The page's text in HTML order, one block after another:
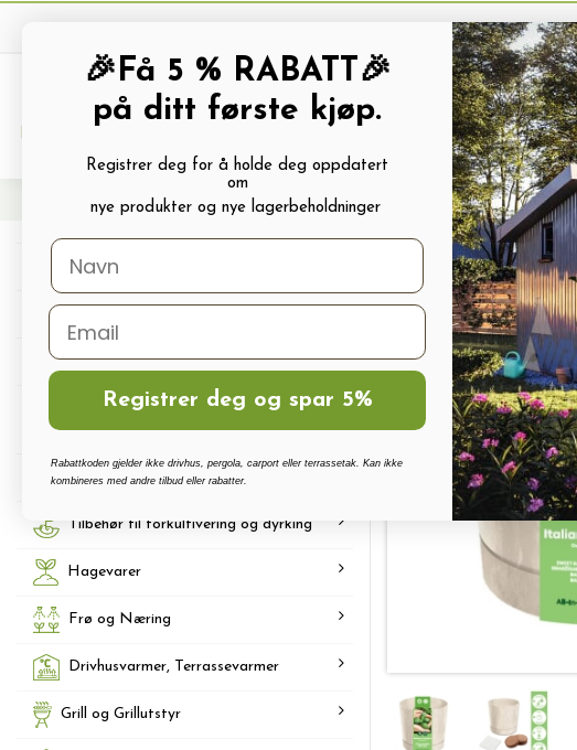
PRODUKTKATALOG ALLE TILBUDSVARER
Grønnsaksfrø Chilifrø Dyrkesett for chilipepper De Cayenne
Drivhus
Polykarbonat, Glass Og Tilbehør
Terrassetak, Pergola, Hagestuer,
Carport
Drivhus vanningssett
Tilbehør til forkultivering og dyrking
Hagevarer
Frø og Næring
Drivhusvarmer, Terrassevarmer
Grill og Grillutstyr
🎉Få 5 % RABATT🎉
på ditt første kjøp.
Registrer deg for å holde deg oppdatert
om
nye produkter og nye lagerbeholdninger
Registrer deg og spar 5%
Rabattkoden gjelder ikke drivhus, pergola, carport eller terrassetak. Kan ikke
kombineres med andre tilbud eller rabatter.